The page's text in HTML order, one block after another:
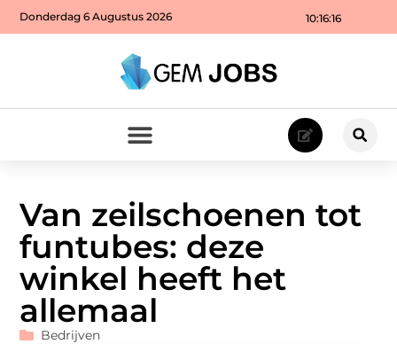
10:16:18
Donderdag 6 Augustus 2026
Van zeilschoenen tot
funtubes: deze
winkel heeft het
allemaal
Bedrijven